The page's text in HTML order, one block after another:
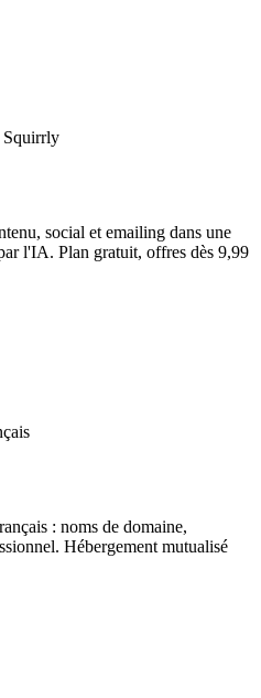
Squirrly
social et emailing dans une
l'IA. Plan gratuit, offres dès 9,99
: noms de domaine,
Hébergement mutualisé